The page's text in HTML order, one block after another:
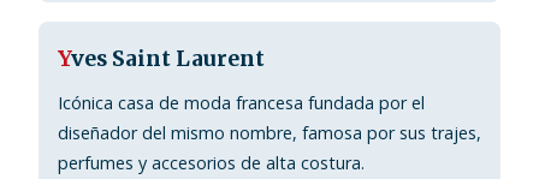
Yves Saint Laurent
Icónica casa de moda francesa fundada por el
diseñador del mismo nombre, famosa por sus trajes,
perfumes y accesorios de alta costura.